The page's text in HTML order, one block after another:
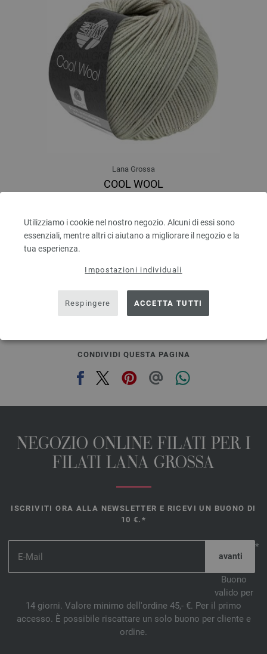
Utilizziamo i cookie nel nostro negozio. Alcuni di essi sono
essenziali, mentre altri ci aiutano a migliorare il negozio e la
tua esperienza.
Impostazioni individuali
Respingere ACCETTA TUTTI
Lana Grossa
COOL WOOL
Dimensioni d’aghi: 3 - 3,5
5,46 €
CONDIVIDI QUESTA PAGINA
NEGOZIO ONLINE FILATI PER I
FILATI LANA GROSSA
ISCRIVITI ORA ALLA NEWSLETTER E RICEVI UN BUONO DI
10 €.*
*
Buono
valido per
14 giorni. Valore minimo dell'ordine 45,- €. Per il primo
accesso. È possibile riscattare un solo buono per cliente e
ordine.